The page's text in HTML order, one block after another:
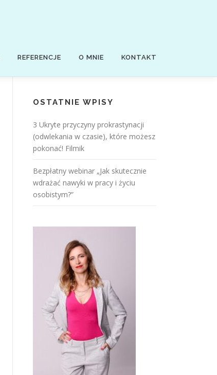
REFERENCJE O MNIE KONTAKT
OSTATNIE WPISY
3 Ukryte przyczyny prokrastynacji
(odwlekania w czasie), które możesz
pokonać! Filmik
Bezpłatny webinar „Jak skutecznie
wdrażać nawyki w pracy i życiu
osobistym?”